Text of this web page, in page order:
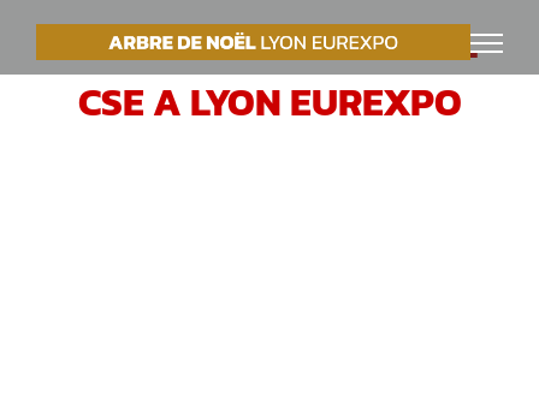
PasserVOTRE ARBRE DE NOËL
CSE A LYON EUREXPO